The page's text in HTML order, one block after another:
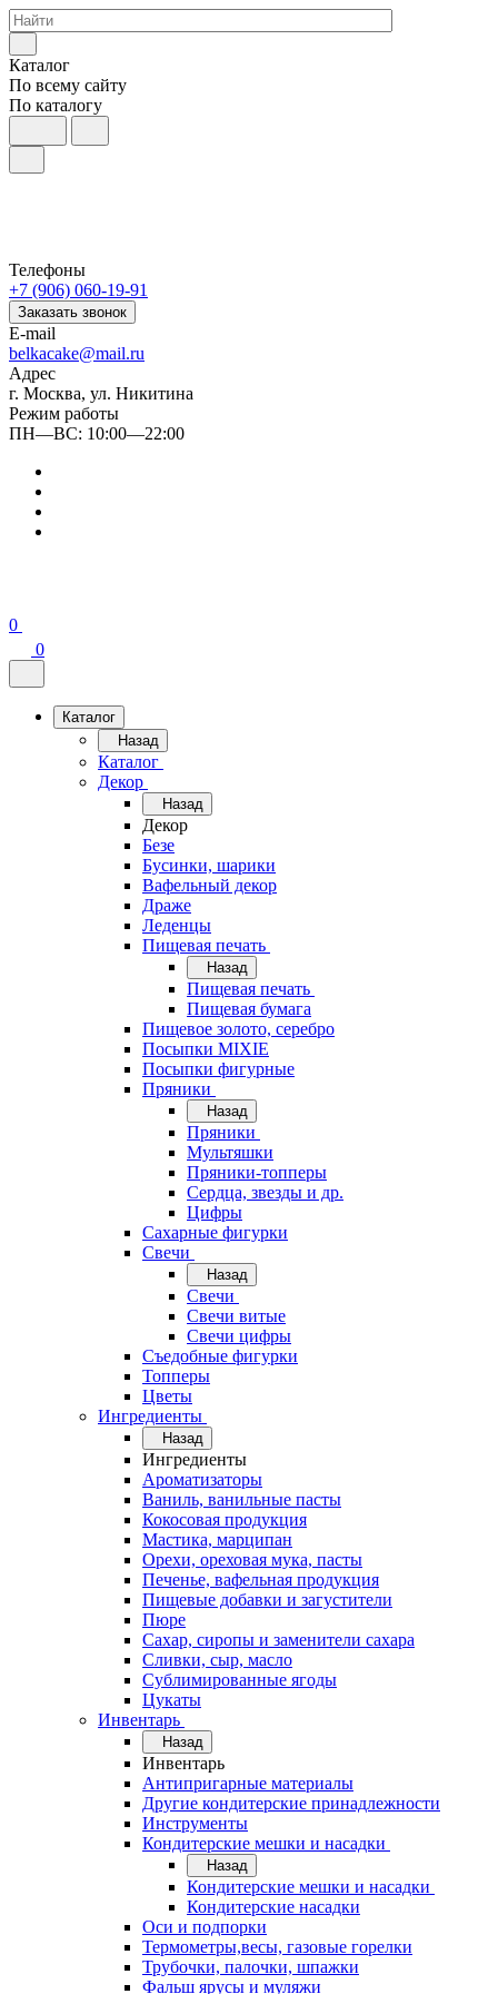
Каталог
По всему сайту
По каталогу
Телефоны
+7 (906) 060-19-91
Заказать звонок
E-mail
belkacake@mail.ru
Адрес
г. Москва, ул. Никитина
Режим работы
ПН—ВС: 10:00—22:00
0
0
Каталог
Назад
Каталог
Декор
Назад
Декор
Безе
Бусинки, шарики
Вафельный декор
Драже
Леденцы
Пищевая печать
Назад
Пищевая печать
Пищевая бумага
Пищевое золото, серебро
Посыпки MIXIE
Посыпки фигурные
Пряники
Назад
Пряники
Мультяшки
Пряники-топперы
Сердца, звезды и др.
Цифры
Сахарные фигурки
Свечи
Назад
Свечи
Свечи витые
Свечи цифры
Съедобные фигурки
Топперы
Цветы
Ингредиенты
Назад
Ингредиенты
Ароматизаторы
Ваниль, ванильные пасты
Кокосовая продукция
Мастика, марципан
Орехи, ореховая мука, пасты
Печенье, вафельная продукция
Пищевые добавки и загустители
Пюре
Сахар, сиропы и заменители сахара
Сливки, сыр, масло
Сублимированные ягоды
Цукаты
Инвентарь
Назад
Инвентарь
Антипригарные материалы
Другие кондитерские принадлежности
Инструменты
Кондитерские мешки и насадки
Назад
Кондитерские мешки и насадки
Кондитерские насадки
Оси и подпорки
Термометры,весы, газовые горелки
Трубочки, палочки, шпажки
Фальш ярусы и муляжи